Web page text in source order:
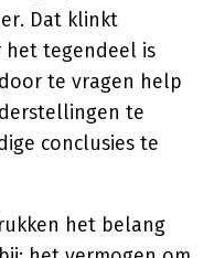
Dat klinkt
het tegendeel is
te vragen help
te
conclusies te
het belang